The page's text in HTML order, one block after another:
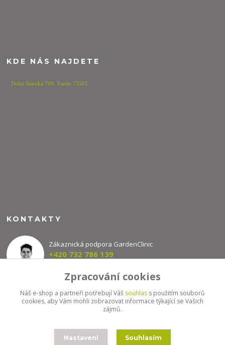
KDE NÁS NAJDETE
Dolní Jasenka 769,Vsetín 75501
KONTAKTY
Zákaznická podpora GardenClinic
+420 732 786 139
info@gardenclinic.cz
Zpracování cookies
Náš e-shop a partneři potřebují Váš souhlas s použitím souborů
cookies, aby Vám mohli zobrazovat informace týkající se Vašich
zájmů.
Nastavení Souhlasím